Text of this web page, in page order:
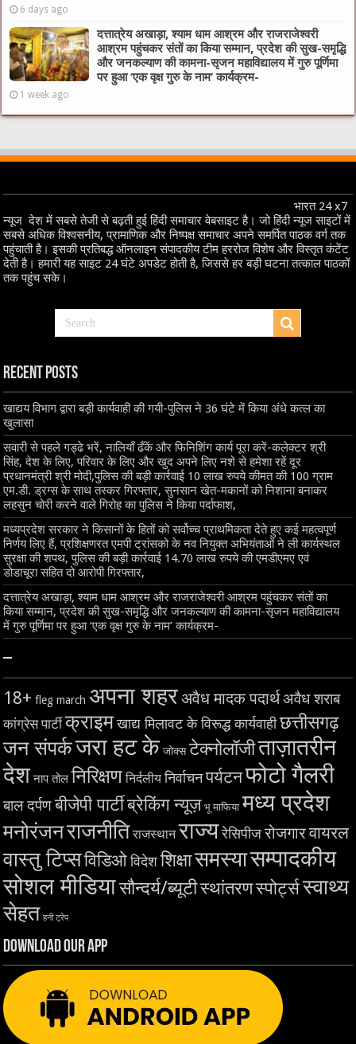
6 days ago
दत्तात्रेय अखाड़ा, श्याम धाम आश्रम और राजराजेश्वरी
आश्रम पहुंचकर संतों का किया सम्मान, प्रदेश की सुख-समृद्धि
और जनकल्याण की कामना-सृजन महाविद्यालय में गुरु पूर्णिमा
पर हुआ ‘एक वृक्ष गुरु के नाम’ कार्यक्रम-
1 week ago
भारत 24 x7
न्यूज देश में सबसे तेजी से बढ़ती हुई हिंदी समाचार वेबसाइट है। जो हिंदी न्यूज साइटों में
सबसे अधिक विश्वसनीय, प्रामाणिक और निष्पक्ष समाचार अपने समर्पित पाठक वर्ग तक
पहुंचाती है। इसकी प्रतिबद्ध ऑनलाइन संपादकीय टीम हररोज विशेष और विस्तृत कंटेंट
देती है। हमारी यह साइट 24 घंटे अपडेट होती है, जिससे हर बड़ी घटना तत्काल पाठकों
तक पहुंच सके।
Recent Posts
खाद्यय विभाग द्वारा बड़ी कार्यवाही की गयी-पुलिस ने 36 घंटे में किया अंधे कत्ल का
खुलासा
सवारी से पहले गड्ढे भरें, नालियाँ ढँकें और फिनिशिंग कार्य पूरा करें-कलेक्टर श्री
सिंह, देश के लिए, परिवार के लिए और खुद अपने लिए नशे से हमेशा रहें दूर
प्रधानमंत्री श्री मोदी,पुलिस की बड़ी कार्रवाई 10 लाख रुपये कीमत की 100 ग्राम
एम.डी. ड्रग्स के साथ तस्कर गिरफ्तार, सुनसान खेत-मकानों को निशाना बनाकर
लहसुन चोरी करने वाले गिरोह का पुलिस ने किया पर्दाफाश,
मध्यप्रदेश सरकार ने किसानों के हितों को सर्वोच्च प्राथमिकता देते हुए कई महत्वपूर्ण
निर्णय लिए हैं, प्रशिक्षणरत एमपी ट्रांसको के नव नियुक्त अभियंताओं ने ली कार्यस्थल
सुरक्षा की शपथ, पुलिस की बड़ी कार्रवाई 14.70 लाख रुपये की एमडीएमए एवं
डोडाचूरा सहित दो आरोपी गिरफ्तार,
दत्तात्रेय अखाड़ा, श्याम धाम आश्रम और राजराजेश्वरी आश्रम पहुंचकर संतों का
किया सम्मान, प्रदेश की सुख-समृद्धि और जनकल्याण की कामना-सृजन महाविद्यालय
में गुरु पूर्णिमा पर हुआ ‘एक वृक्ष गुरु के नाम’ कार्यक्रम-
–
18+ fleg march अपना शहरअवैध मादक पदार्थअवैध शराब
कांग्रेस पार्टी क्राइमखाद्य मिलावट के विरूद्ध कार्यवाहीछत्तीसगढ़
जन संपर्कजरा हट के जोक्स टेक्नोलॉजीताज़ातरीन
देश नाप तोल निरिक्षण निर्दलीय निर्वाचनपर्यटनफोटो गैलरी
बाल दर्पणबीजेपी पार्टीब्रेकिंग न्यूज़ भू माफिया मध्य प्रदेश
मनोरंजनराजनीति राजस्थान राज्यरेसिपीज रोजगारवायरल
वास्तु टिप्सविडिओ विदेश शिक्षासमस्यासम्पादकीय
सोशल मीडियासौन्दर्य/ब्यूटीस्थांतरणस्पोर्ट्सस्वाथ्य
सेहत हनी ट्रेप
Download Our App